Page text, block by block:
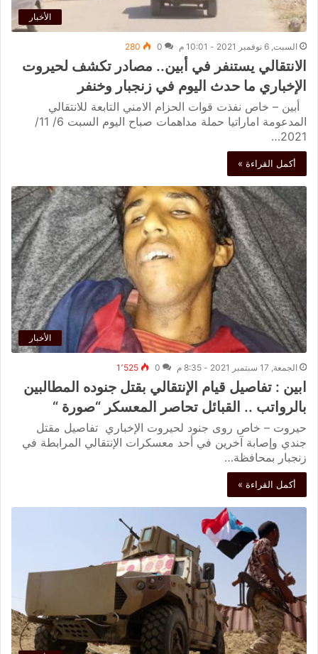
الأخبار
السبت, 6 نوفمبر 2021 - 10:01 م 0
280
الانتقالي يستنفر في أبين.. مصادر تكشف لحيروت
الإخباري ما حدث اليوم في زنجبار وخنفر
أبين – خاص نفذت قوات الحزام الامني التابعة للانتقالي
المدعومة اماراتيا حملة مداهمات صباح اليوم السبت 6/ 11/
2021…
أكمل القراءة »
الأخبار
الجمعة, 17 سبتمبر 2021 - 8:35 م 0 1٬525
ابين : تفاصيل قيام الإنتقالي بقتل جنوده المطالبين
بالرواتب .. القبائل تحاصر المعسكر “صورة “
حيروت – خاص روى جنود لحيروت الإخباري تفاصيل مقتل
جندي وإصابة آخرين في أحد معسكرات الإنتقالي المرابطة في
زنجبار بمحافظة…
أكمل القراءة »